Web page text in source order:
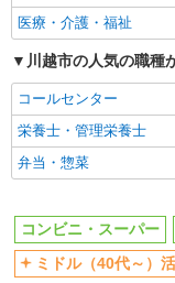
扶養内勤務OK
社会保険あり
同じ職種から求人を
コンビニ・スーパー
未経験歓迎
ボーナス・賞与あり
医療・介護・福祉
川越市の人気の職種
コールセンター
栄養士・管理栄養士
弁当・惣菜
コンビニ・スーパー
ミドル（40代～）